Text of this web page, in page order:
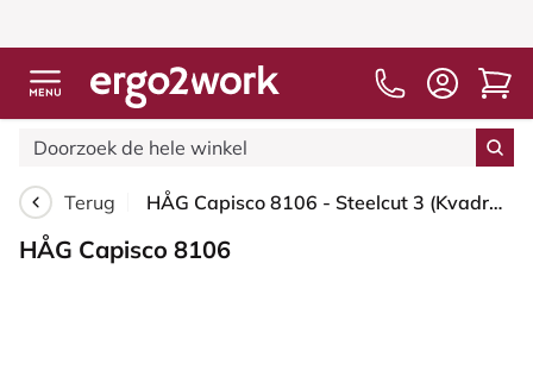
Terug HÅG Capisco 8106 - Steelcut 3 (Kvadrat) - Wol / Polyamide - STT682 Chestnut - Zwart - 200 mm (Zithoogte 46-64mm) - Zachte wielen t.b.v. harde vloeren
HÅG Capisco 8106